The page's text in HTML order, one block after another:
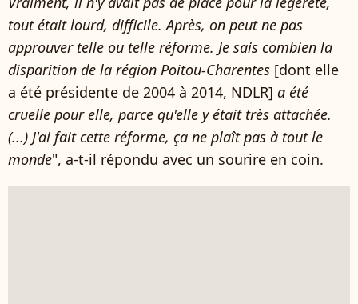
tout était lourd, difficile. Après, on peut ne pas
approuver telle ou telle réforme. Je sais combien la
disparition de la région Poitou-Charentes [dont elle
a été présidente de 2004 à 2014, NDLR] a été
cruelle pour elle, parce qu'elle y était très attachée.
(...) J'ai fait cette réforme, ça ne plaît pas à tout le
monde", a-t-il répondu avec un sourire en coin.